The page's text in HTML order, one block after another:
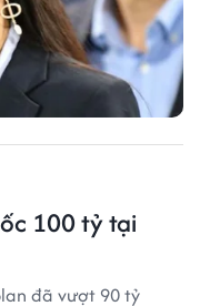
100 tỷ tại
đã vượt 90 tỷ